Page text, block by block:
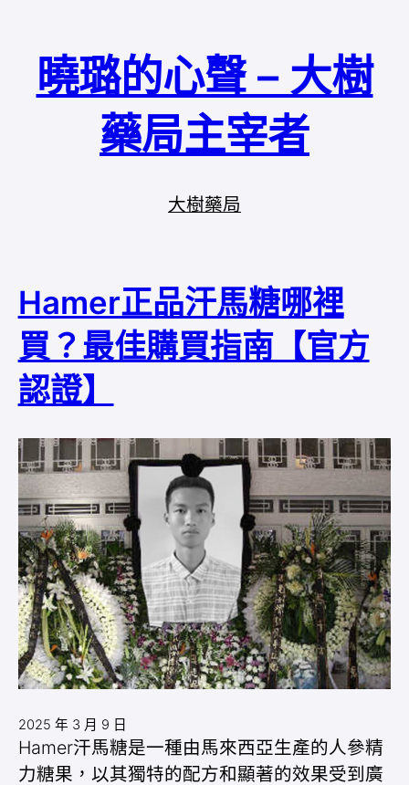
曉璐的心聲 – 大樹
藥局主宰者
大樹藥局
Hamer正品汗馬糖哪裡
買？最佳購買指南【官方
認證】
2025 年 3 月 9 日
Hamer汗馬糖是一種由馬來西亞生產的人參精
力糖果，以其獨特的配方和顯著的效果受到廣